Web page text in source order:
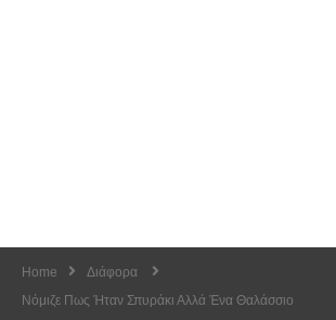
Home
Διάφορα
Νόμιζε Πως Ήταν Σπυράκι Αλλά Ένα Θαλάσσιο